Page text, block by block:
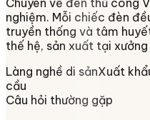
nghiệm. Mỗi chiếc đèn
truyền thống và tâm
thế hệ, sản xuất tại xưởng
Làng nghề di sảnXuất
cầu
Câu hỏi thường gặp